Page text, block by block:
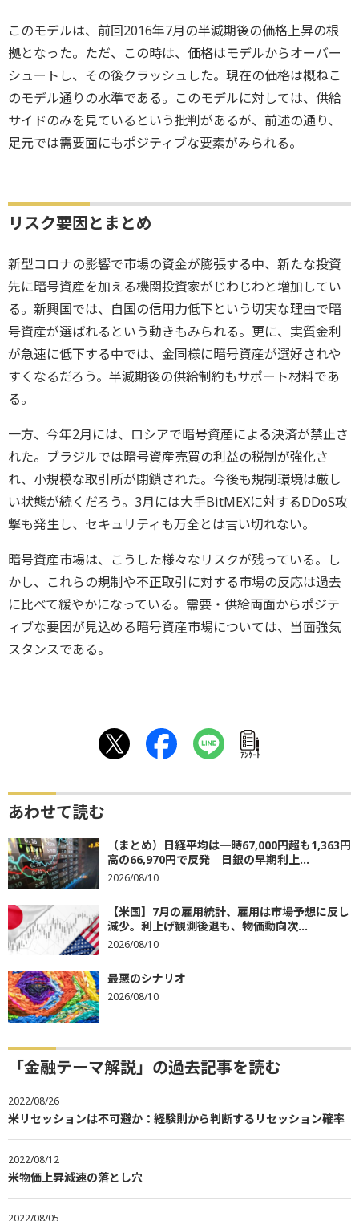
このモデルは、前回2016年7月の半減期後の価格上昇の根
拠となった。ただ、この時は、価格はモデルからオーバー
シュートし、その後クラッシュした。現在の価格は概ねこ
のモデル通りの水準である。このモデルに対しては、供給
サイドのみを見ているという批判があるが、前述の通り、
足元では需要面にもポジティブな要素がみられる。
リスク要因とまとめ
新型コロナの影響で市場の資金が膨張する中、新たな投資
先に暗号資産を加える機関投資家がじわじわと増加してい
る。新興国では、自国の信用力低下という切実な理由で暗
号資産が選ばれるという動きもみられる。更に、実質金利
が急速に低下する中では、金同様に暗号資産が選好されや
すくなるだろう。半減期後の供給制約もサポート材料であ
る。
一方、今年2月には、ロシアで暗号資産による決済が禁止さ
れた。ブラジルでは暗号資産売買の利益の税制が強化さ
れ、小規模な取引所が閉鎖された。今後も規制環境は厳し
い状態が続くだろう。3月には大手BitMEXに対するDDoS攻
撃も発生し、セキュリティも万全とは言い切れない。
暗号資産市場は、こうした様々なリスクが残っている。し
かし、これらの規制や不正取引に対する市場の反応は過去
に比べて緩やかになっている。需要・供給両面からポジテ
ィブな要因が見込める暗号資産市場については、当面強気
スタンスである。
ｱﾝｹｰﾄ
あわせて読む
（まとめ）日経平均は一時67,000円超も1,363円
高の66,970円で反発 日銀の早期利上...
2026/08/10
【米国】7月の雇用統計、雇用は市場予想に反し
減少。利上げ観測後退も、物価動向次...
2026/08/10
最悪のシナリオ
2026/08/10
「金融テーマ解説」の過去記事を読む
2022/08/26
米リセッションは不可避か：経験則から判断するリセッション確率
2022/08/12
米物価上昇減速の落とし穴
2022/08/05